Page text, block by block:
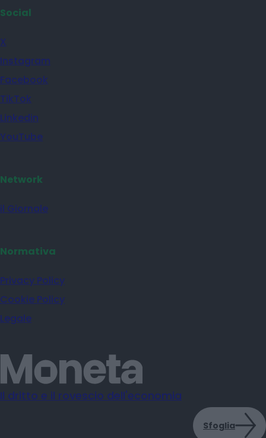
Social
X
Instagram
Facebook
TikTok
Linkedin
YouTube
Network
il Giornale
Normativa
Privacy Policy
Cookie Policy
Legale
Il dritto e il rovescio dell'economia
Sfoglia